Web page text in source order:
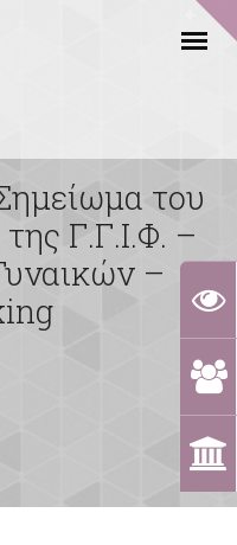
του
Γ.Γ.Ι.Φ. –
–